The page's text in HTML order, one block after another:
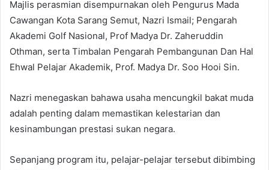
Majlis perasmian disempurnakan oleh Pengurus Mada
Cawangan Kota Sarang Semut, Nazri Ismail; Pengarah
Akademi Golf Nasional, Prof Madya Dr. Zaheruddin
Othman, serta Timbalan Pengarah Pembangunan Dan Hal
Ehwal Pelajar Akademik, Prof. Madya Dr. Soo Hooi Sin.
Nazri menegaskan bahawa usaha mencungkil bakat muda
adalah penting dalam memastikan kelestarian dan
kesinambungan prestasi sukan negara.
Sepanjang program itu, pelajar-pelajar tersebut dibimbing